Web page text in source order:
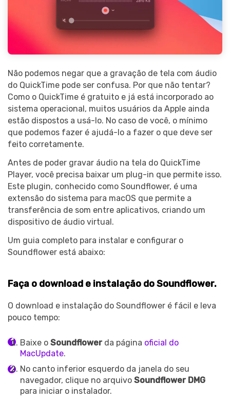
Não podemos negar que a gravação de tela com áudio
do QuickTime pode ser confusa. Por que não tentar?
Como o QuickTime é gratuito e já está incorporado ao
sistema operacional, muitos usuários da Apple ainda
estão dispostos a usá-lo. No caso de você, o mínimo
que podemos fazer é ajudá-lo a fazer o que deve ser
feito corretamente.
Antes de poder gravar áudio na tela do QuickTime
Player, você precisa baixar um plug-in que permite isso.
Este plugin, conhecido como Soundflower, é uma
extensão do sistema para macOS que permite a
transferência de som entre aplicativos, criando um
dispositivo de áudio virtual.
Um guia completo para instalar e configurar o
Soundflower está abaixo:
Faça o download e instalação do Soundflower.
O download e instalação do Soundflower é fácil e leva
pouco tempo:
Baixe o Soundflowerda página oficial do
MacUpdate.
No canto inferior esquerdo da janela do seu
navegador, clique no arquivo Soundflower DMG
para iniciar o instalador.